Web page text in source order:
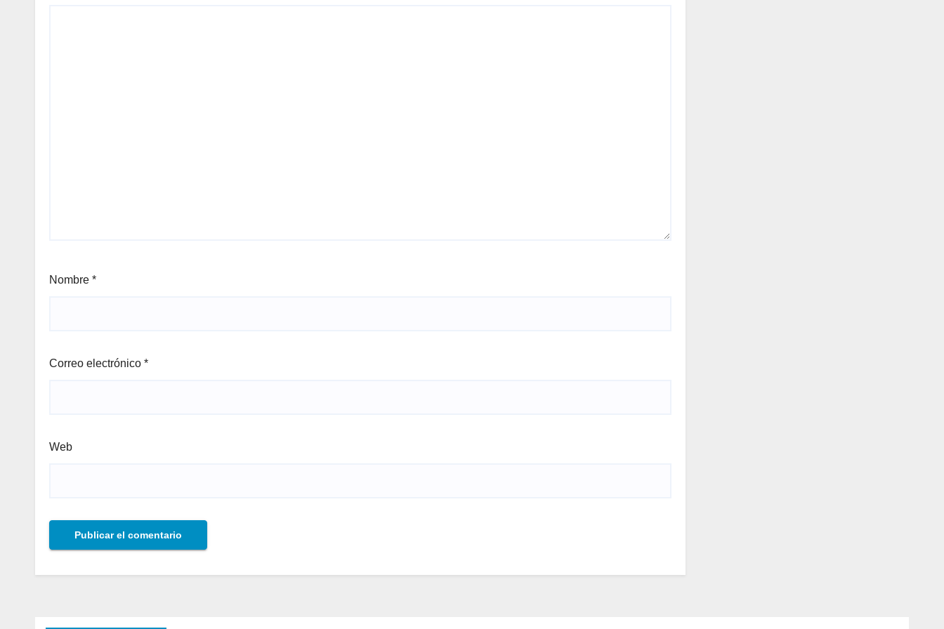
Nombre *
Correo electrónico *
Web